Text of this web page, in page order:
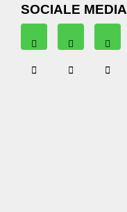
SOCIALE MEDIA